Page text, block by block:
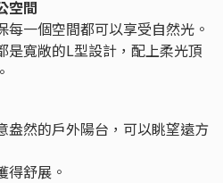
空間
一個空間都可以享受自然光。
是寬敞的L型設計，配上柔光頂
盎然的戶外陽台，可以眺望遠方
得舒展。